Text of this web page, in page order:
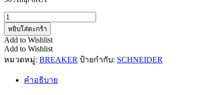
จำนวน
QO350VSC6T
ชิ้น
หยิบใส่ตะกร้า
Add to Wishlist
Add to Wishlist
หมวดหมู่: BREAKER ป้ายกำกับ: SCHNEIDER
คำอธิบาย